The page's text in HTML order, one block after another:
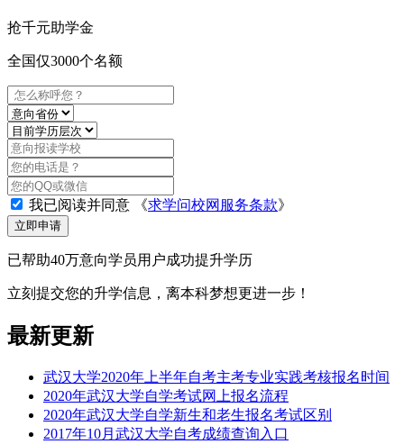
抢千元助学金
全国仅3000个名额
我已阅读并同意 《求学问校网服务条款》
立即申请
已帮助40万意向学员用户成功提升学历
立刻提交您的升学信息，离本科梦想更进一步！
最新更新
武汉大学2020年上半年自考主考专业实践考核报名时间
2020年武汉大学自学考试网上报名流程
2020年武汉大学自学新生和老生报名考试区别
2017年10月武汉大学自考成绩查询入口